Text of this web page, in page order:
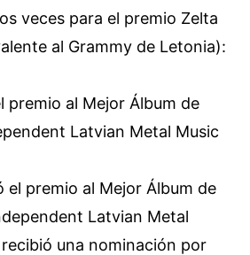
veces para el premio Zelta
al Grammy de Letonia):
premio al Mejor Álbum de
Latvian Metal Music
el premio al Mejor Álbum de
Latvian Metal
una nominación por